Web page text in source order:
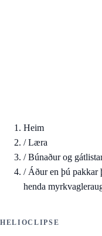
Heim
/Læra
/Búnaður og
/ Áður en þú pakkar
henda
HELIOCLIPSE